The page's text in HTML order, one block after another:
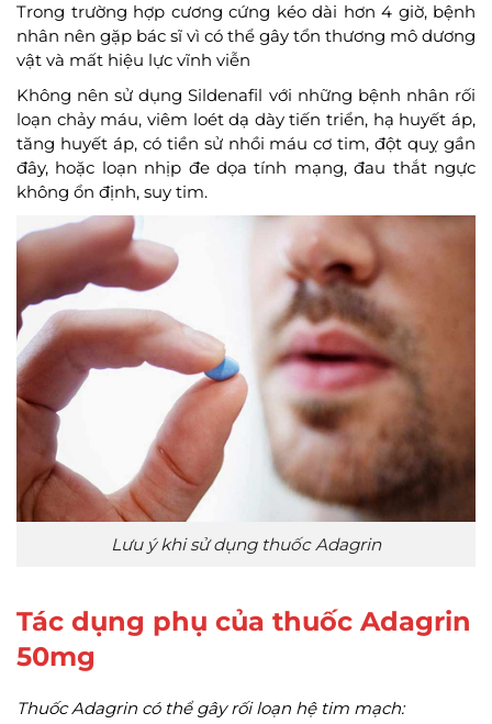
Trong trường hợp cương cứng kéo dài hơn 4 giờ, bệnh
nhân nên gặp bác sĩ vì có thể gây tổn thương mô dương
vật và mất hiệu lực vĩnh viễn
Không nên sử dụng Sildenafil với những bệnh nhân rối
loạn chảy máu, viêm loét dạ dày tiến triển, hạ huyết áp,
tăng huyết áp, có tiền sử nhồi máu cơ tim, đột quỵ gần
đây, hoặc loạn nhịp đe dọa tính mạng, đau thắt ngực
không ổn định, suy tim.
Lưu ý khi sử dụng thuốc Adagrin
Tác dụng phụ của thuốc Adagrin
50mg
Thuốc Adagrin có thể gây rối loạn hệ tim mạch: